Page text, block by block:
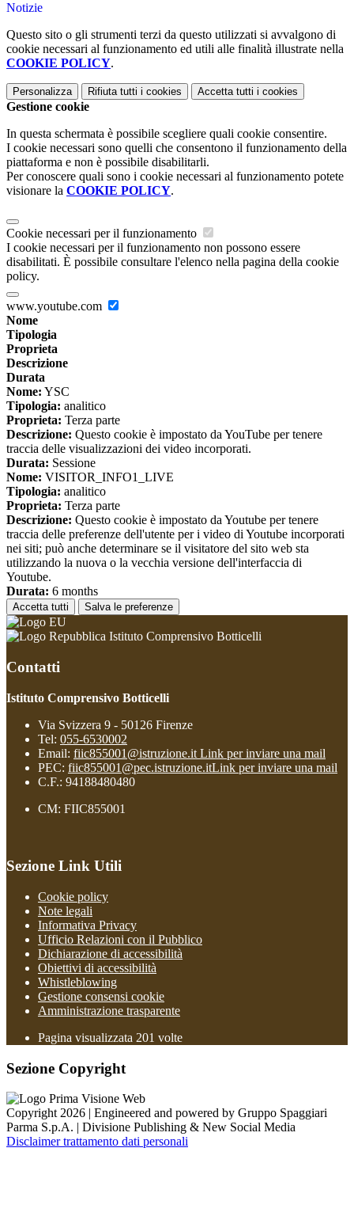
Notizie
Questo sito o gli strumenti terzi da questo utilizzati si avvalgono di
cookie necessari al funzionamento ed utili alle finalità illustrate nella
COOKIE POLICY.
Personalizza Rifiuta tutti i cookies Accetta tutti i cookies
Gestione cookie
In questa schermata è possibile scegliere quali cookie consentire.
I cookie necessari sono quelli che consentono il funzionamento della
piattaforma e non è possibile disabilitarli.
Per conoscere quali sono i cookie necessari al funzionamento potete
visionare la COOKIE POLICY.
Cookie necessari per il funzionamento
I cookie necessari per il funzionamento non possono essere
disabilitati. È possibile consultare l'elenco nella pagina della cookie
policy.
www.youtube.com
Nome
Tipologia
Proprieta
Descrizione
Durata
Nome: YSC
Tipologia: analitico
Proprieta: Terza parte
Descrizione: Questo cookie è impostato da YouTube per tenere
traccia delle visualizzazioni dei video incorporati.
Durata: Sessione
Nome: VISITOR_INFO1_LIVE
Tipologia: analitico
Proprieta: Terza parte
Descrizione: Questo cookie è impostato da Youtube per tenere
traccia delle preferenze dell'utente per i video di Youtube incorporati
nei siti; può anche determinare se il visitatore del sito web sta
utilizzando la nuova o la vecchia versione dell'interfaccia di
Youtube.
Durata: 6 months
Accetta tutti Salva le preferenze
Istituto Comprensivo Botticelli
Contatti
Istituto Comprensivo Botticelli
Via Svizzera 9 - 50126 Firenze
Tel: 055-6530002
Email: fiic855001@istruzione.it Link per inviare una mail
PEC: fiic855001@pec.istruzione.itLink per inviare una mail
C.F.: 94188480480
CM: FIIC855001
Sezione Link Utili
Cookie policy
Note legali
Informativa Privacy
Ufficio Relazioni con il Pubblico
Dichiarazione di accessibilità
Obiettivi di accessibilità
Whistleblowing
Gestione consensi cookie
Amministrazione trasparente
Pagina visualizzata 201 volte
Sezione Copyright
Copyright 2026 | Engineered and powered by Gruppo Spaggiari
Parma S.p.A. | Divisione Publishing & New Social Media
Disclaimer trattamento dati personali